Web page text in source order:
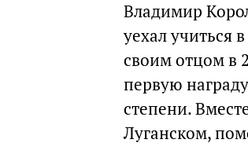
Владимир
уехал учиться
своим отцом в
первую
степени.
Луганском,